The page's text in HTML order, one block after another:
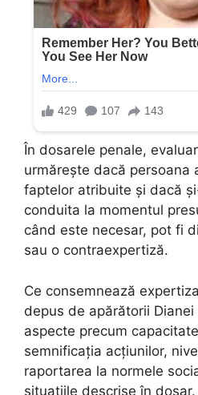
În dosarele penale,
urmărește dacă persoana
faptelor atribuite și dacă
conduita la momentul
când este necesar, pot fi
sau o contraexpertiză.
Ce consemnează
depus de apărătorii
aspecte precum
semnificația acțiunilor,
raportarea la normele
situațiile descrise în